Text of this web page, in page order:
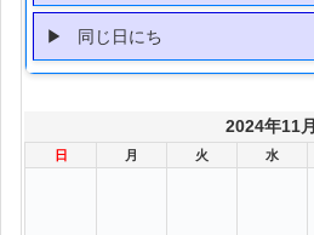
同じ日にち
2024年11月
日 月 火 水